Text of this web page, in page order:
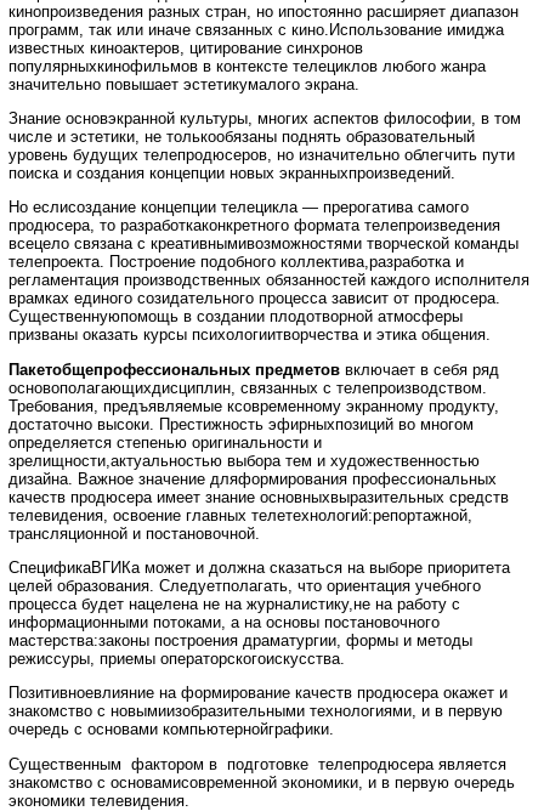
кинопроизведения разных стран, но ипостоянно расширяет диапазон
программ, так или иначе связанных с кино.Использование имиджа
известных киноактеров, цитирование синхронов
популярныхкинофильмов в контексте телециклов любого жанра
значительно повышает эстетикумалого экрана.
Знание основэкранной культуры, многих аспектов философии, в том
числе и эстетики, не толькообязаны поднять образовательный
уровень будущих телепродюсеров, но изначительно облегчить пути
поиска и создания концепции новых экранныхпроизведений.
Но еслисоздание концепции телецикла — прерогатива самого
продюсера, то разработкаконкретного формата телепроизведения
всецело связана с креативнымивозможностями творческой команды
телепроекта. Построение подобного коллектива,разработка и
регламентация производственных обязанностей каждого исполнителя
врамках единого созидательного процесса зависит от продюсера.
Существеннуюпомощь в создании плодотворной атмосферы
призваны оказать курсы психологиитворчества и этика общения.
Пакетобщепрофессиональных предметов включает в себя ряд
основополагающихдисциплин, связанных с телепроизводством.
Требования, предъявляемые ксовременному экранному продукту,
достаточно высоки. Престижность эфирныхпозиций во многом
определяется степенью оригинальности и
зрелищности,актуальностью выбора тем и художественностью
дизайна. Важное значение дляформирования профессиональных
качеств продюсера имеет знание основныхвыразительных средств
телевидения, освоение главных телетехнологий:репортажной,
трансляционной и постановочной.
СпецификаВГИКа может и должна сказаться на выборе приоритета
целей образования. Следуетполагать, что ориентация учебного
процесса будет нацелена не на журналистику,не на работу с
информационными потоками, а на основы постановочного
мастерства:законы построения драматургии, формы и методы
режиссуры, приемы операторскогоискусства.
Позитивноевлияние на формирование качеств продюсера окажет и
знакомство с новымиизобразительными технологиями, и в первую
очередь с основами компьютернойграфики.
Существенным фактором в подготовке телепродюсера является
знакомство с основамисовременной экономики, и в первую очередь
экономики телевидения.